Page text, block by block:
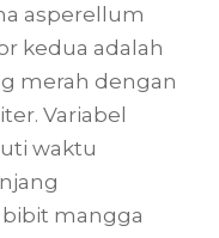
asperellum
kedua adalah
merah dengan
Variabel
waktu
mangga